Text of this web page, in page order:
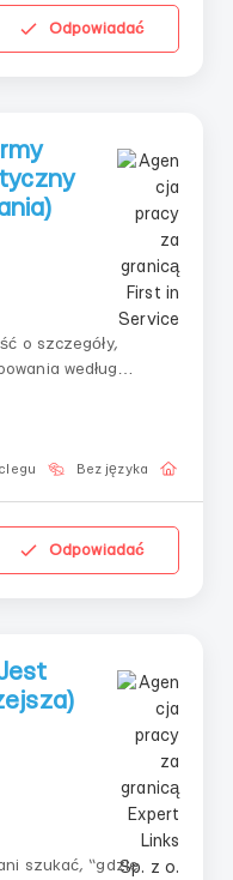
Odpowiadać
o szczegóły,
według
czynności
poprawności...
Bez języka
Odpowiadać
szukać, “gdzie